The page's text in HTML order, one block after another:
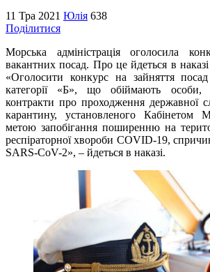
11 Тра 2021 Юлія 638
Поділитися
Морська адміністрація оголосила
вакантних посад. Про це йдеться в
«Оголосити конкурс на зайняття
категорії «Б», що обіймають особи,
контракти про проходження державної
карантину, установленого Кабінетом
метою запобігання поширенню на
респіраторної хвороби COVID-19,
SARS-CoV-2», – йдеться в наказі.